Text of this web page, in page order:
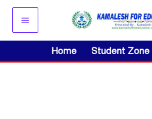
Skip
content
Home Student Zone